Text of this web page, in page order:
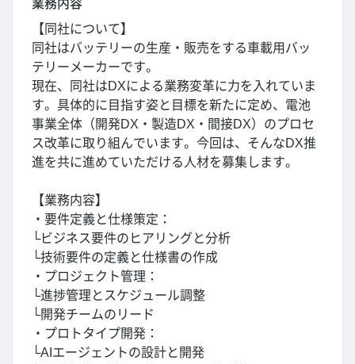
業務内容
【同社について】
同社はバッテリーの生産・販売をする車載用バッ
テリーメーカーです。
現在、同社はDXによる業務変革に力を入れていま
す。具体的に目指す姿と目標を新たに定め、電池
事業全体（開発DX・製造DX・間接DX）のプロセ
ス改革に取り組んでいます。今回は、そんなDX推
進を共に進めていただける人材を募集します。
【業務内容】
・要件定義と仕様策定：
└ビジネス要件のヒアリングと分析
└技術要件の定義と仕様書の作成
・プロジェクト管理：
└進捗管理とスケジュール調整
└開発チームのリード
・プロトタイプ開発：
└AIエージェントの設計と開発